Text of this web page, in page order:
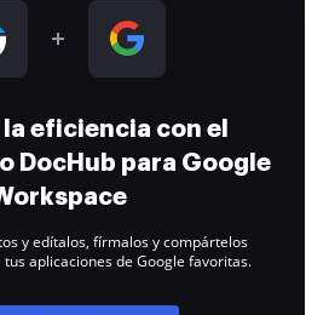
eficiencia con el
DocHub para Google
y edítalos, fírmalos y compártelos
aplicaciones de Google favoritas.